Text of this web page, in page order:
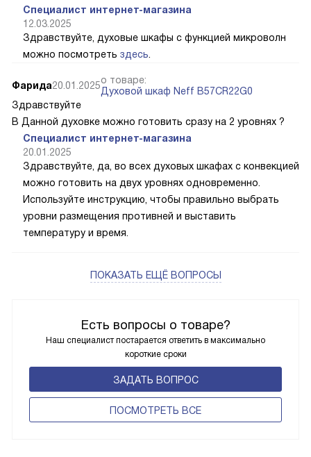
Есть вопросы о товаре?
Наш специалист постарается ответить в максимально
короткие сроки
ЗАДАТЬ ВОПРОС
ПОCМОТРЕТЬ ВСЕ
Специалист интернет-магазина
12.03.2025
Здравствуйте, духовые шкафы с функцией микроволн
можно посмотреть здесь.
Фарида20.01.2025о товаре:
Духовой шкаф Neff B57CR22G0
Здравствуйте
В Данной духовке можно готовить сразу на 2 уровнях ?
Специалист интернет-магазина
20.01.2025
Здравствуйте, да, во всех духовых шкафах с конвекцией
можно готовить на двух уровнях одновременно.
Используйте инструкцию, чтобы правильно выбрать
уровни размещения противней и выставить
температуру и время.
ПОКАЗАТЬ ЕЩЁ ВОПРОСЫ